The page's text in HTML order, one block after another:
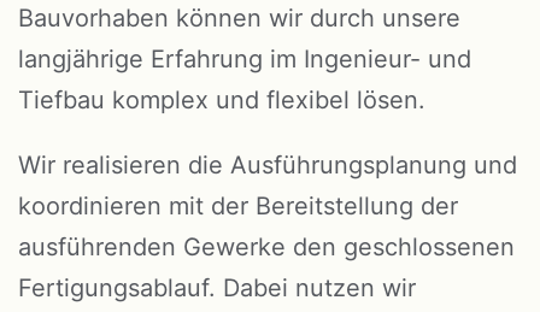
Bauvorhaben können wir durch unsere
langjährige Erfahrung im Ingenieur- und
Tiefbau komplex und flexibel lösen.
Wir realisieren die Ausführungsplanung und
koordinieren mit der Bereitstellung der
ausführenden Gewerke den geschlossenen
Fertigungsablauf. Dabei nutzen wir